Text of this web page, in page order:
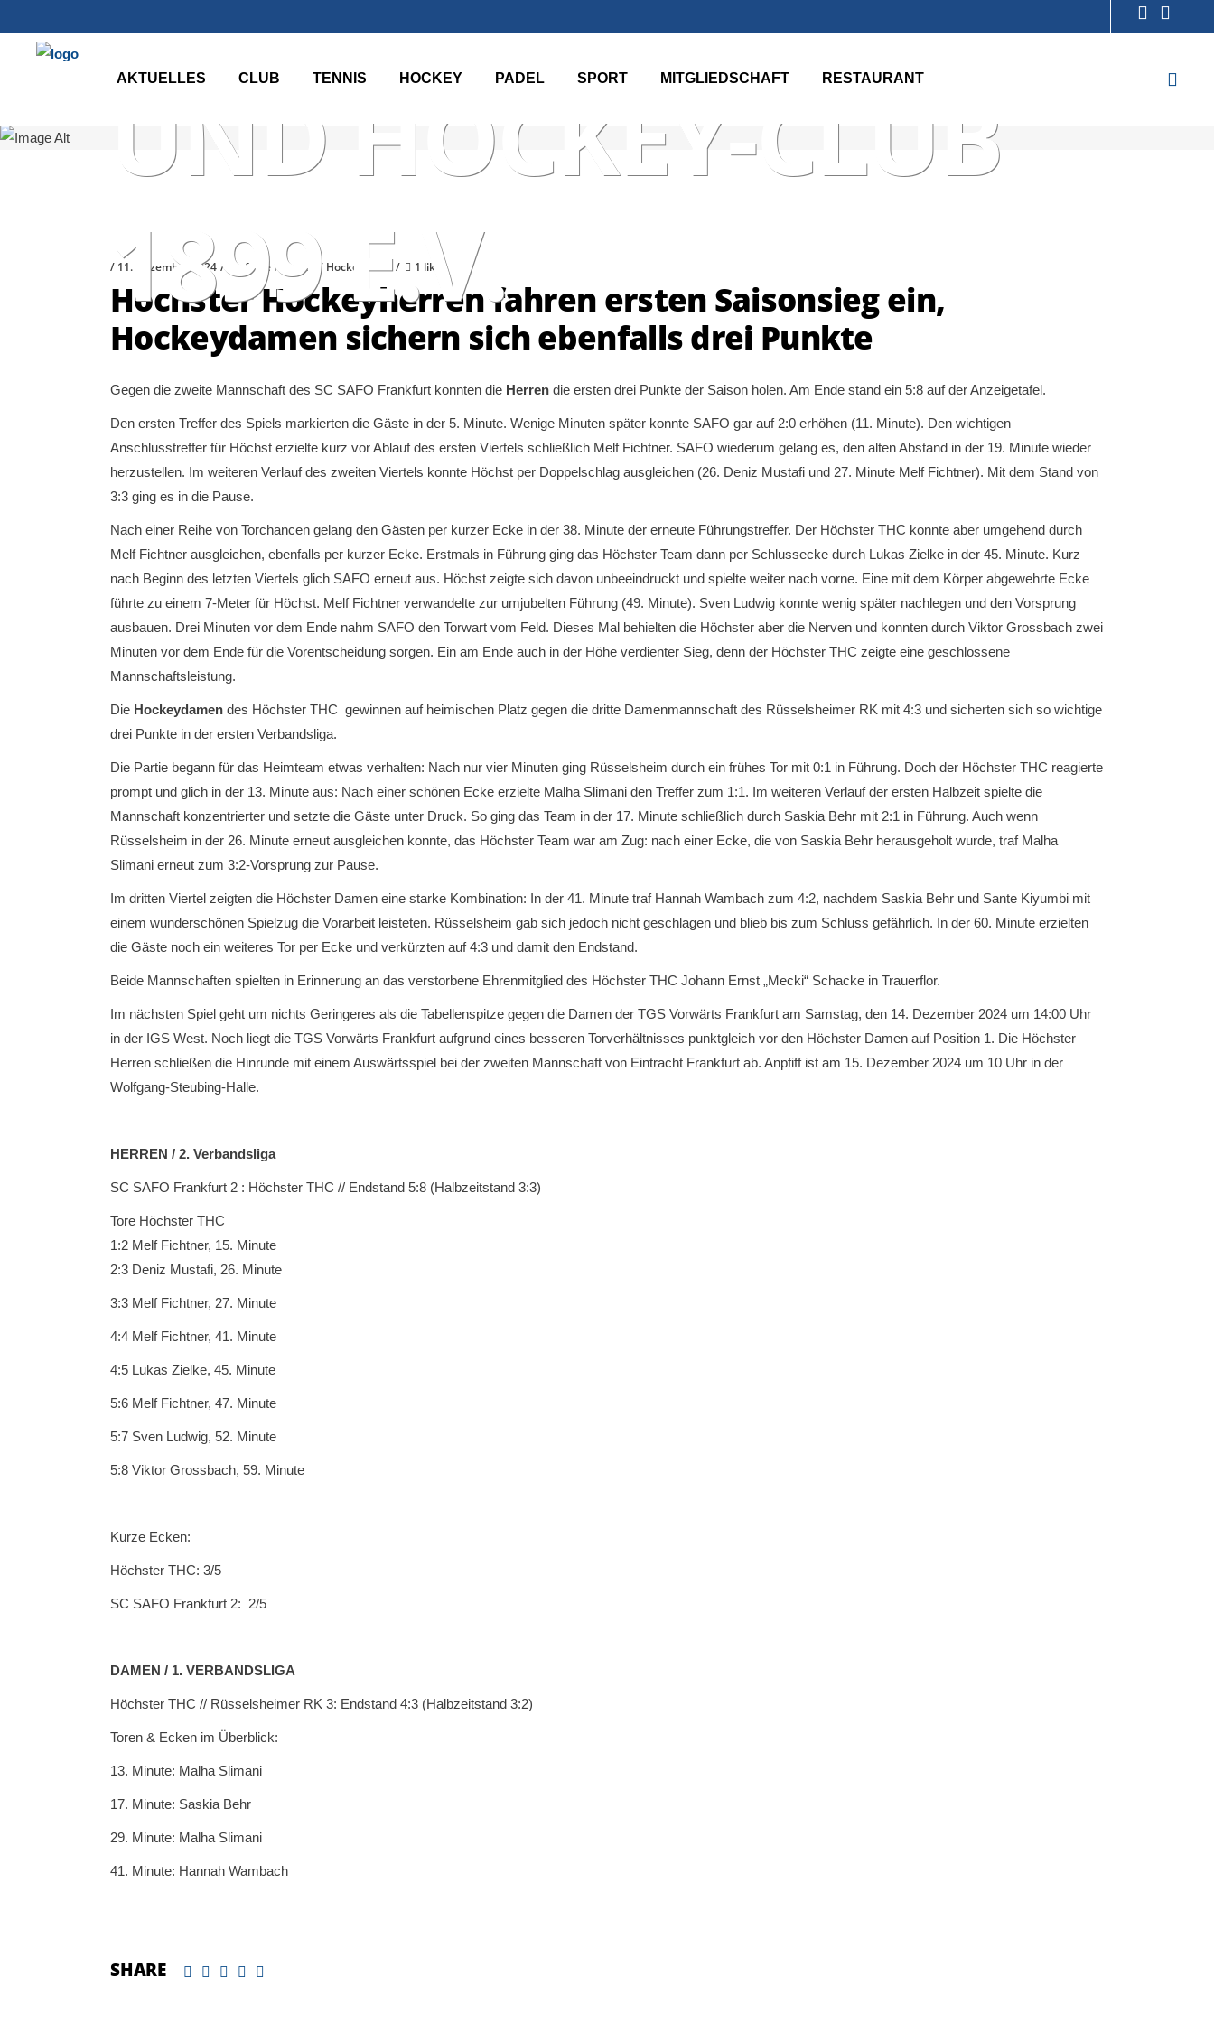
AKTUELLES CLUB TENNIS HOCKEY PADEL SPORT MITGLIEDSCHAFT RESTAURANT
UND HOCKEY-CLUB
1899 E.V.
11. Dezember 2024 Stefanie Franzke Hockeynews 1 likes
Höchster Hockeyherren fahren ersten Saisonsieg ein,
Hockeydamen sichern sich ebenfalls drei Punkte
Gegen die zweite Mannschaft des SC SAFO Frankfurt konnten die Herren die ersten drei Punkte der Saison holen. Am Ende stand ein 5:8 auf der Anzeigetafel.
Den ersten Treffer des Spiels markierten die Gäste in der 5. Minute. Wenige Minuten später konnte SAFO gar auf 2:0 erhöhen (11. Minute). Den wichtigen
Anschlusstreffer für Höchst erzielte kurz vor Ablauf des ersten Viertels schließlich Melf Fichtner. SAFO wiederum gelang es, den alten Abstand in der 19. Minute wieder
herzustellen. Im weiteren Verlauf des zweiten Viertels konnte Höchst per Doppelschlag ausgleichen (26. Deniz Mustafi und 27. Minute Melf Fichtner). Mit dem Stand von
3:3 ging es in die Pause.
Nach einer Reihe von Torchancen gelang den Gästen per kurzer Ecke in der 38. Minute der erneute Führungstreffer. Der Höchster THC konnte aber umgehend durch
Melf Fichtner ausgleichen, ebenfalls per kurzer Ecke. Erstmals in Führung ging das Höchster Team dann per Schlussecke durch Lukas Zielke in der 45. Minute. Kurz
nach Beginn des letzten Viertels glich SAFO erneut aus. Höchst zeigte sich davon unbeeindruckt und spielte weiter nach vorne. Eine mit dem Körper abgewehrte Ecke
führte zu einem 7-Meter für Höchst. Melf Fichtner verwandelte zur umjubelten Führung (49. Minute). Sven Ludwig konnte wenig später nachlegen und den Vorsprung
ausbauen. Drei Minuten vor dem Ende nahm SAFO den Torwart vom Feld. Dieses Mal behielten die Höchster aber die Nerven und konnten durch Viktor Grossbach zwei
Minuten vor dem Ende für die Vorentscheidung sorgen. Ein am Ende auch in der Höhe verdienter Sieg, denn der Höchster THC zeigte eine geschlossene
Mannschaftsleistung.
Die Hockeydamen des Höchster THC gewinnen auf heimischen Platz gegen die dritte Damenmannschaft des Rüsselsheimer RK mit 4:3 und sicherten sich so wichtige
drei Punkte in der ersten Verbandsliga.
Die Partie begann für das Heimteam etwas verhalten: Nach nur vier Minuten ging Rüsselsheim durch ein frühes Tor mit 0:1 in Führung. Doch der Höchster THC reagierte
prompt und glich in der 13. Minute aus: Nach einer schönen Ecke erzielte Malha Slimani den Treffer zum 1:1. Im weiteren Verlauf der ersten Halbzeit spielte die
Mannschaft konzentrierter und setzte die Gäste unter Druck. So ging das Team in der 17. Minute schließlich durch Saskia Behr mit 2:1 in Führung. Auch wenn
Rüsselsheim in der 26. Minute erneut ausgleichen konnte, das Höchster Team war am Zug: nach einer Ecke, die von Saskia Behr herausgeholt wurde, traf Malha
Slimani erneut zum 3:2-Vorsprung zur Pause.
Im dritten Viertel zeigten die Höchster Damen eine starke Kombination: In der 41. Minute traf Hannah Wambach zum 4:2, nachdem Saskia Behr und Sante Kiyumbi mit
einem wunderschönen Spielzug die Vorarbeit leisteten. Rüsselsheim gab sich jedoch nicht geschlagen und blieb bis zum Schluss gefährlich. In der 60. Minute erzielten
die Gäste noch ein weiteres Tor per Ecke und verkürzten auf 4:3 und damit den Endstand.
Beide Mannschaften spielten in Erinnerung an das verstorbene Ehrenmitglied des Höchster THC Johann Ernst „Mecki“ Schacke in Trauerflor.
Im nächsten Spiel geht um nichts Geringeres als die Tabellenspitze gegen die Damen der TGS Vorwärts Frankfurt am Samstag, den 14. Dezember 2024 um 14:00 Uhr
in der IGS West. Noch liegt die TGS Vorwärts Frankfurt aufgrund eines besseren Torverhältnisses punktgleich vor den Höchster Damen auf Position 1. Die Höchster
Herren schließen die Hinrunde mit einem Auswärtsspiel bei der zweiten Mannschaft von Eintracht Frankfurt ab. Anpfiff ist am 15. Dezember 2024 um 10 Uhr in der
Wolfgang-Steubing-Halle.
HERREN / 2. Verbandsliga
SC SAFO Frankfurt 2 : Höchster THC // Endstand 5:8 (Halbzeitstand 3:3)
Tore Höchster THC
1:2 Melf Fichtner, 15. Minute
2:3 Deniz Mustafi, 26. Minute
3:3 Melf Fichtner, 27. Minute
4:4 Melf Fichtner, 41. Minute
4:5 Lukas Zielke, 45. Minute
5:6 Melf Fichtner, 47. Minute
5:7 Sven Ludwig, 52. Minute
5:8 Viktor Grossbach, 59. Minute
Kurze Ecken:
Höchster THC: 3/5
SC SAFO Frankfurt 2: 2/5
DAMEN / 1. VERBANDSLIGA
Höchster THC // Rüsselsheimer RK 3: Endstand 4:3 (Halbzeitstand 3:2)
Toren & Ecken im Überblick:
13. Minute: Malha Slimani
17. Minute: Saskia Behr
29. Minute: Malha Slimani
41. Minute: Hannah Wambach
SHARE